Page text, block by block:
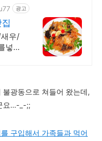
광고
우/
넣어
광동으로 쳐들어 왔는데,
요...-_-;;
구입해서 가족들과 먹어